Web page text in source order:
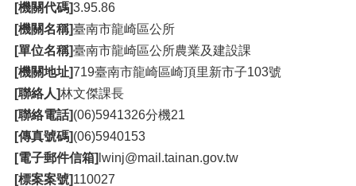
[機關代碼]3.95.86
[機關名稱]臺南市龍崎區公所
[單位名稱]臺南市龍崎區公所農業及建設課
[機關地址]719臺南市龍崎區崎頂里新市子103號
[聯絡人]林文傑課長
[聯絡電話](06)5941326分機21
[傳真號碼](06)5940153
[電子郵件信箱] lwinj@mail.tainan.gov.tw
[標案案號]110027